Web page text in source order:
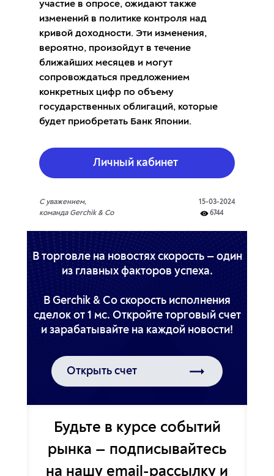
участие в опросе, ожидают также
изменений в политике контроля над
кривой доходности. Эти изменения,
вероятно, произойдут в течение
ближайших месяцев и могут
сопровождаться предложением
конкретных цифр по объему
государственных облигаций, которые
будет приобретать Банк Японии.
Личный кабинет
С уважением,
команда Gerchik & Co
15-03-2024
6744
В торговле на новостях скорость — один
из главных факторов успеха.
В Gerchik & Co скорость исполнения
сделок от 1 мс. Откройте торговый счет
Открыть счет
Будьте в курсе событий
рынка — подписывайтесь
на нашу email-рассылку и